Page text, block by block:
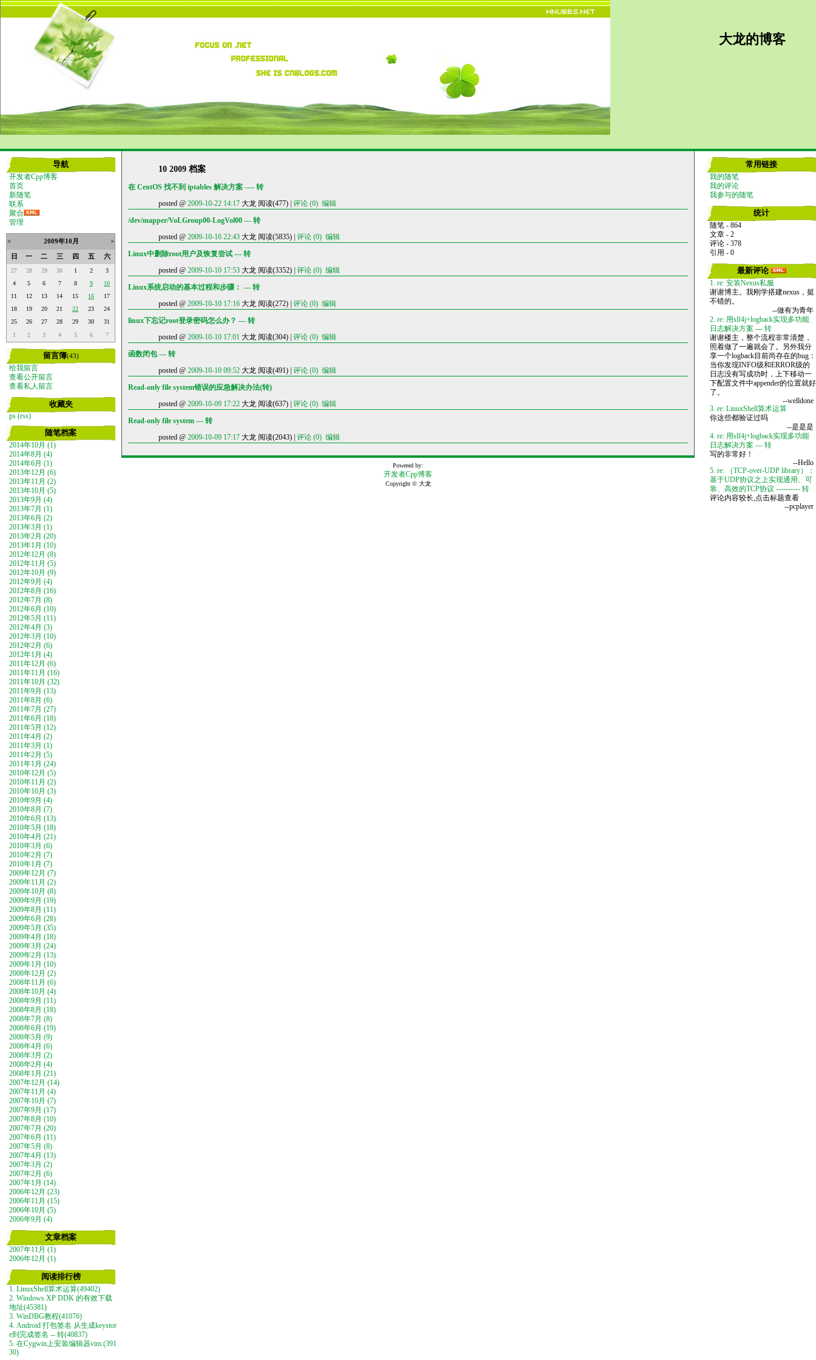
大龙的博客
导航
开发者Cpp博客
首页
新随笔
联系
聚合
管理
< 2009年10月 >
日 一 二 三 四 五 六
27 28 29 30 1 2
3
4
5 6 7 8 9
10
11
12 13 14 15 16
17
18
19 20 21 22 23
24
25
26 27 28 29 30
31
1
2 3 4 5 6 7
留言簿(43)
给我留言
查看公开留言
查看私人留言
收藏夹
ps (rss)
随笔档案
2014年10月 (1)
2014年8月 (4)
2014年6月 (1)
2013年12月 (6)
2013年11月 (2)
2013年10月 (5)
2013年9月 (4)
2013年7月 (1)
2013年6月 (2)
2013年3月 (1)
2013年2月 (20)
2013年1月 (10)
2012年12月 (8)
2012年11月 (5)
2012年10月 (9)
2012年9月 (4)
2012年8月 (16)
2012年7月 (8)
2012年6月 (10)
2012年5月 (11)
2012年4月 (3)
2012年3月 (10)
2012年2月 (6)
2012年1月 (4)
2011年12月 (6)
2011年11月 (16)
2011年10月 (32)
2011年9月 (13)
2011年8月 (6)
2011年7月 (27)
2011年6月 (18)
2011年5月 (12)
2011年4月 (2)
2011年3月 (1)
2011年2月 (5)
2011年1月 (24)
2010年12月 (5)
2010年11月 (2)
2010年10月 (3)
2010年9月 (4)
2010年8月 (7)
2010年6月 (13)
2010年5月 (18)
2010年4月 (21)
2010年3月 (6)
2010年2月 (7)
2010年1月 (7)
2009年12月 (7)
2009年11月 (2)
2009年10月 (8)
2009年9月 (19)
2009年8月 (11)
2009年6月 (28)
2009年5月 (35)
2009年4月 (18)
2009年3月 (24)
2009年2月 (13)
2009年1月 (10)
2008年12月 (2)
2008年11月 (6)
2008年10月 (4)
2008年9月 (11)
2008年8月 (18)
2008年7月 (8)
2008年6月 (19)
2008年5月 (9)
2008年4月 (6)
2008年3月 (2)
2008年2月 (4)
2008年1月 (21)
2007年12月 (14)
2007年11月 (4)
2007年10月 (7)
2007年9月 (17)
2007年8月 (10)
2007年7月 (20)
2007年6月 (11)
2007年5月 (8)
2007年4月 (13)
2007年3月 (2)
2007年2月 (6)
2007年1月 (14)
2006年12月 (23)
2006年11月 (15)
2006年10月 (5)
2006年9月 (4)
文章档案
2007年11月 (1)
2006年12月 (1)
阅读排行榜
1. LinuxShell算术运算(49402)
2. Windows XP DDK 的有效下载
地址(45381)
3. WinDBG教程(41076)
4. Android 打包签名 从生成keystor
e到完成签名 -- 转(40837)
5. 在Cygwin上安装编辑器vim (391
30)
常用链接
我的随笔
我的评论
我参与的随笔
统计
随笔 - 864
文章 - 2
评论 - 378
引用 - 0
最新评论
1. re: 安装Nexus私服
谢谢博主。我刚学搭建nexus，挺
不错的。
--做有为青年
2. re: 用slf4j+logback实现多功能
日志解决方案 --- 转
谢谢楼主，整个流程非常清楚，
照着做了一遍就会了。另外我分
享一个logback目前尚存在的bug：
当你发现INFO级和ERROR级的
日志没有写成功时，上下移动一
下配置文件中appender的位置就好
了。
--welldone
3. re: LinuxShell算术运算
你这些都验证过吗
--是是是
4. re: 用slf4j+logback实现多功能
日志解决方案 --- 转
写的非常好！
--Hello
5. re: （TCP-over-UDP library）：
基于UDP协议之上实现通用、可
靠、高效的TCP协议 ---------- 转
评论内容较长,点击标题查看
--pcplayer
10 2009 档案
在 CentOS 找不到 iptables 解决方案 ---- 转
posted @ 2009-10-22 14:17 大龙 阅读(477) | 评论 (0) 编辑
/dev/mapper/VoLGroup00-LogVol00 --- 转
posted @ 2009-10-16 22:43 大龙 阅读(5835) | 评论 (0) 编辑
Linux中删除root用户及恢复尝试 --- 转
posted @ 2009-10-10 17:53 大龙 阅读(3352) | 评论 (0) 编辑
Linux系统启动的基本过程和步骤： --- 转
posted @ 2009-10-10 17:16 大龙 阅读(272) | 评论 (0) 编辑
linux下忘记root登录密码怎么办？ --- 转
posted @ 2009-10-10 17:01 大龙 阅读(304) | 评论 (0) 编辑
函数闭包 --- 转
posted @ 2009-10-10 09:52 大龙 阅读(491) | 评论 (0) 编辑
Read-only file system错误的应急解决办法(转)
posted @ 2009-10-09 17:22 大龙 阅读(637) | 评论 (0) 编辑
Read-only file system --- 转
posted @ 2009-10-09 17:17 大龙 阅读(2043) | 评论 (0) 编辑
Powered by:
开发者Cpp博客
Copyright © 大龙